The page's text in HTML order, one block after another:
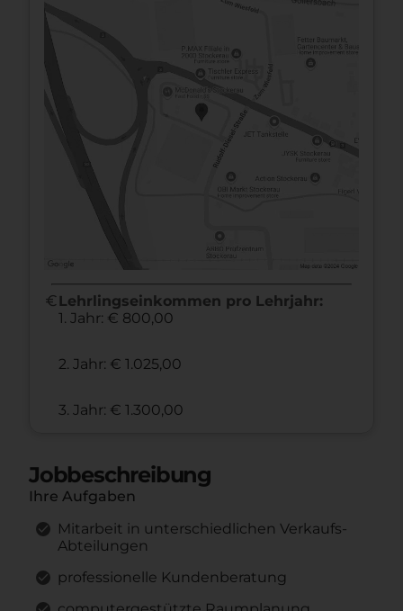
euro Lehrlingseinkommen pro Lehrjahr:
1. Jahr: € 800,00
2. Jahr: € 1.025,00
3. Jahr: € 1.300,00
Jobbeschreibung
Ihre Aufgaben
Mitarbeit in unterschiedlichen Verkaufs-
Abteilungen
professionelle Kundenberatung